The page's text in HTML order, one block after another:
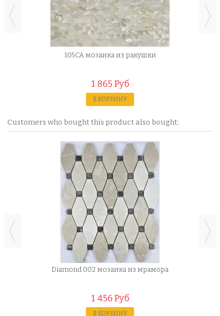
105CA мозаика из ракушки
1 865 Руб
В КОРЗИНУ
Customers who bought this product also bought:
Diamond 002 мозаика из мрамора
1 456 Руб
В КОРЗИНУ